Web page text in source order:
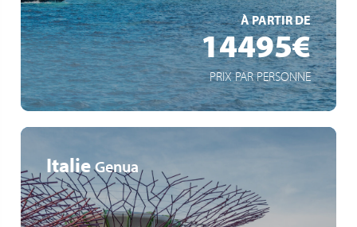
À PARTIR DE
14495€
PRIX PAR PERSONNE
Italie Genua